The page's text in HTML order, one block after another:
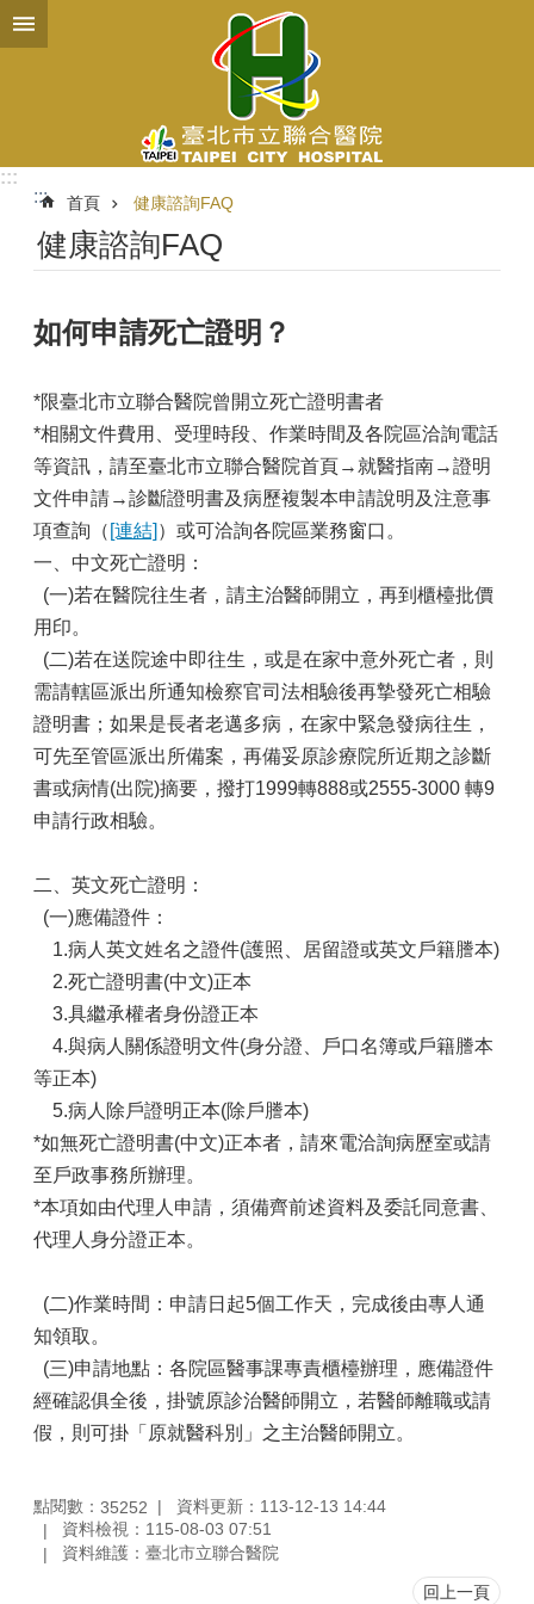
跳到主要內容區塊
:::
:::
首頁 健康諮詢FAQ
健康諮詢FAQ
如何申請死亡證明？
*限臺北市立聯合醫院曾開立死亡證明書者
*相關文件費用、受理時段、作業時間及各院區洽詢電話
等資訊，請至臺北市立聯合醫院首頁→就醫指南→證明
文件申請→診斷證明書及病歷複製本申請說明及注意事
項查詢（ [連結] ）或可洽詢各院區業務窗口。
一、中文死亡證明：
(一)若在醫院往生者，請主治醫師開立，再到櫃檯批價
用印。
(二)若在送院途中即往生，或是在家中意外死亡者，則
需請轄區派出所通知檢察官司法相驗後再摯發死亡相驗
證明書；如果是長者老邁多病，在家中緊急發病往生，
可先至管區派出所備案，再備妥原診療院所近期之診斷
書或病情(出院)摘要，撥打1999轉888或2555-3000 轉9
申請行政相驗。
二、英文死亡證明：
(一)應備證件：
1.病人英文姓名之證件(護照、居留證或英文戶籍謄本)
2.死亡證明書(中文)正本
3.具繼承權者身份證正本
4.與病人關係證明文件(身分證、戶口名簿或戶籍謄本
等正本)
5.病人除戶證明正本(除戶謄本)
*如無死亡證明書(中文)正本者，請來電洽詢病歷室或請
至戶政事務所辦理。
*本項如由代理人申請，須備齊前述資料及委託同意書、
代理人身分證正本。
(二)作業時間：申請日起5個工作天，完成後由專人通
知領取。
(三)申請地點：各院區醫事課專責櫃檯辦理，應備證件
經確認俱全後，掛號原診治醫師開立，若醫師離職或請
假，則可掛「原就醫科別」之主治醫師開立。
點閱數： 35252
資料更新：113-12-13 14:44
資料檢視：115-08-03 07:51
資料維護：臺北市立聯合醫院
回上一頁